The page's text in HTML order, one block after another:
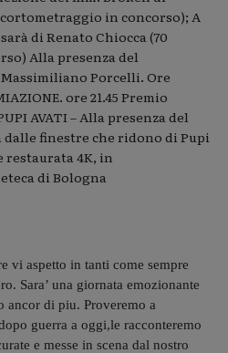
cortometraggio in concorso); A
di Renato Chiocca (70
Alla presenza del
Porcelli. Ore
ore 21.45 Premio
AVATI – Alla presenza del
dalle finestre che ridono di Pupi
restaurata 4K, in
di Bologna
vi aspetto in tanti come sempre
Sara’ una giornata emozionante
ancor di piu. Proveremo a
guerra a oggi,le racconteremo
e messe in scena dal nostro